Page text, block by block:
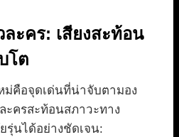
ะคร: เสียงสะท้อน
โต
ม่คือจุดเด่นที่น่าจับตามอง
ครสะท้อนสภาวะทาง
นได้อย่างชัดเจน: